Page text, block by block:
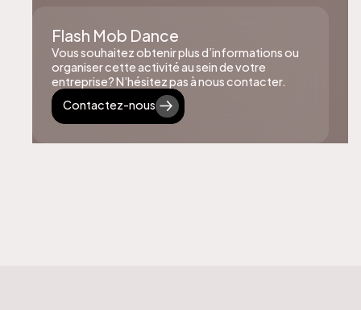
Flash Mob Dance
Vous souhaitez obtenir plus d’informations ou
organiser cette activité au sein de votre
entreprise? N’hésitez pas à nous contacter.
Contactez-nous